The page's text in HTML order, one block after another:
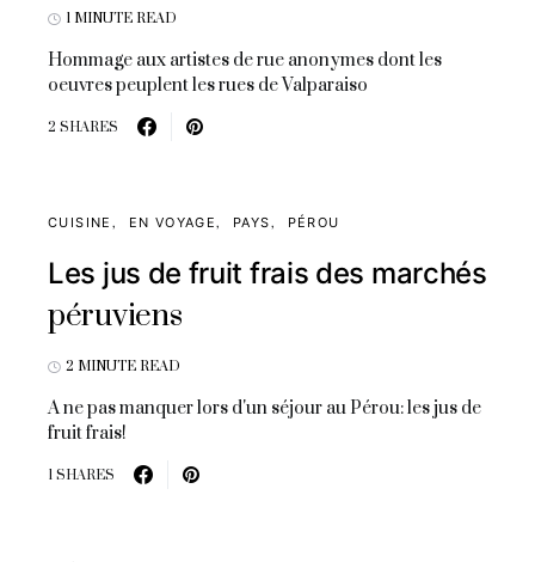
1 MINUTE READ
Hommage aux artistes de rue anonymes dont les
oeuvres peuplent les rues de Valparaiso
2 SHARES
CUISINE EN VOYAGE PAYS PÉROU
Les jus de fruit frais des marchés
péruviens
2 MINUTE READ
A ne pas manquer lors d'un séjour au Pérou: les jus de
fruit frais!
1 SHARES